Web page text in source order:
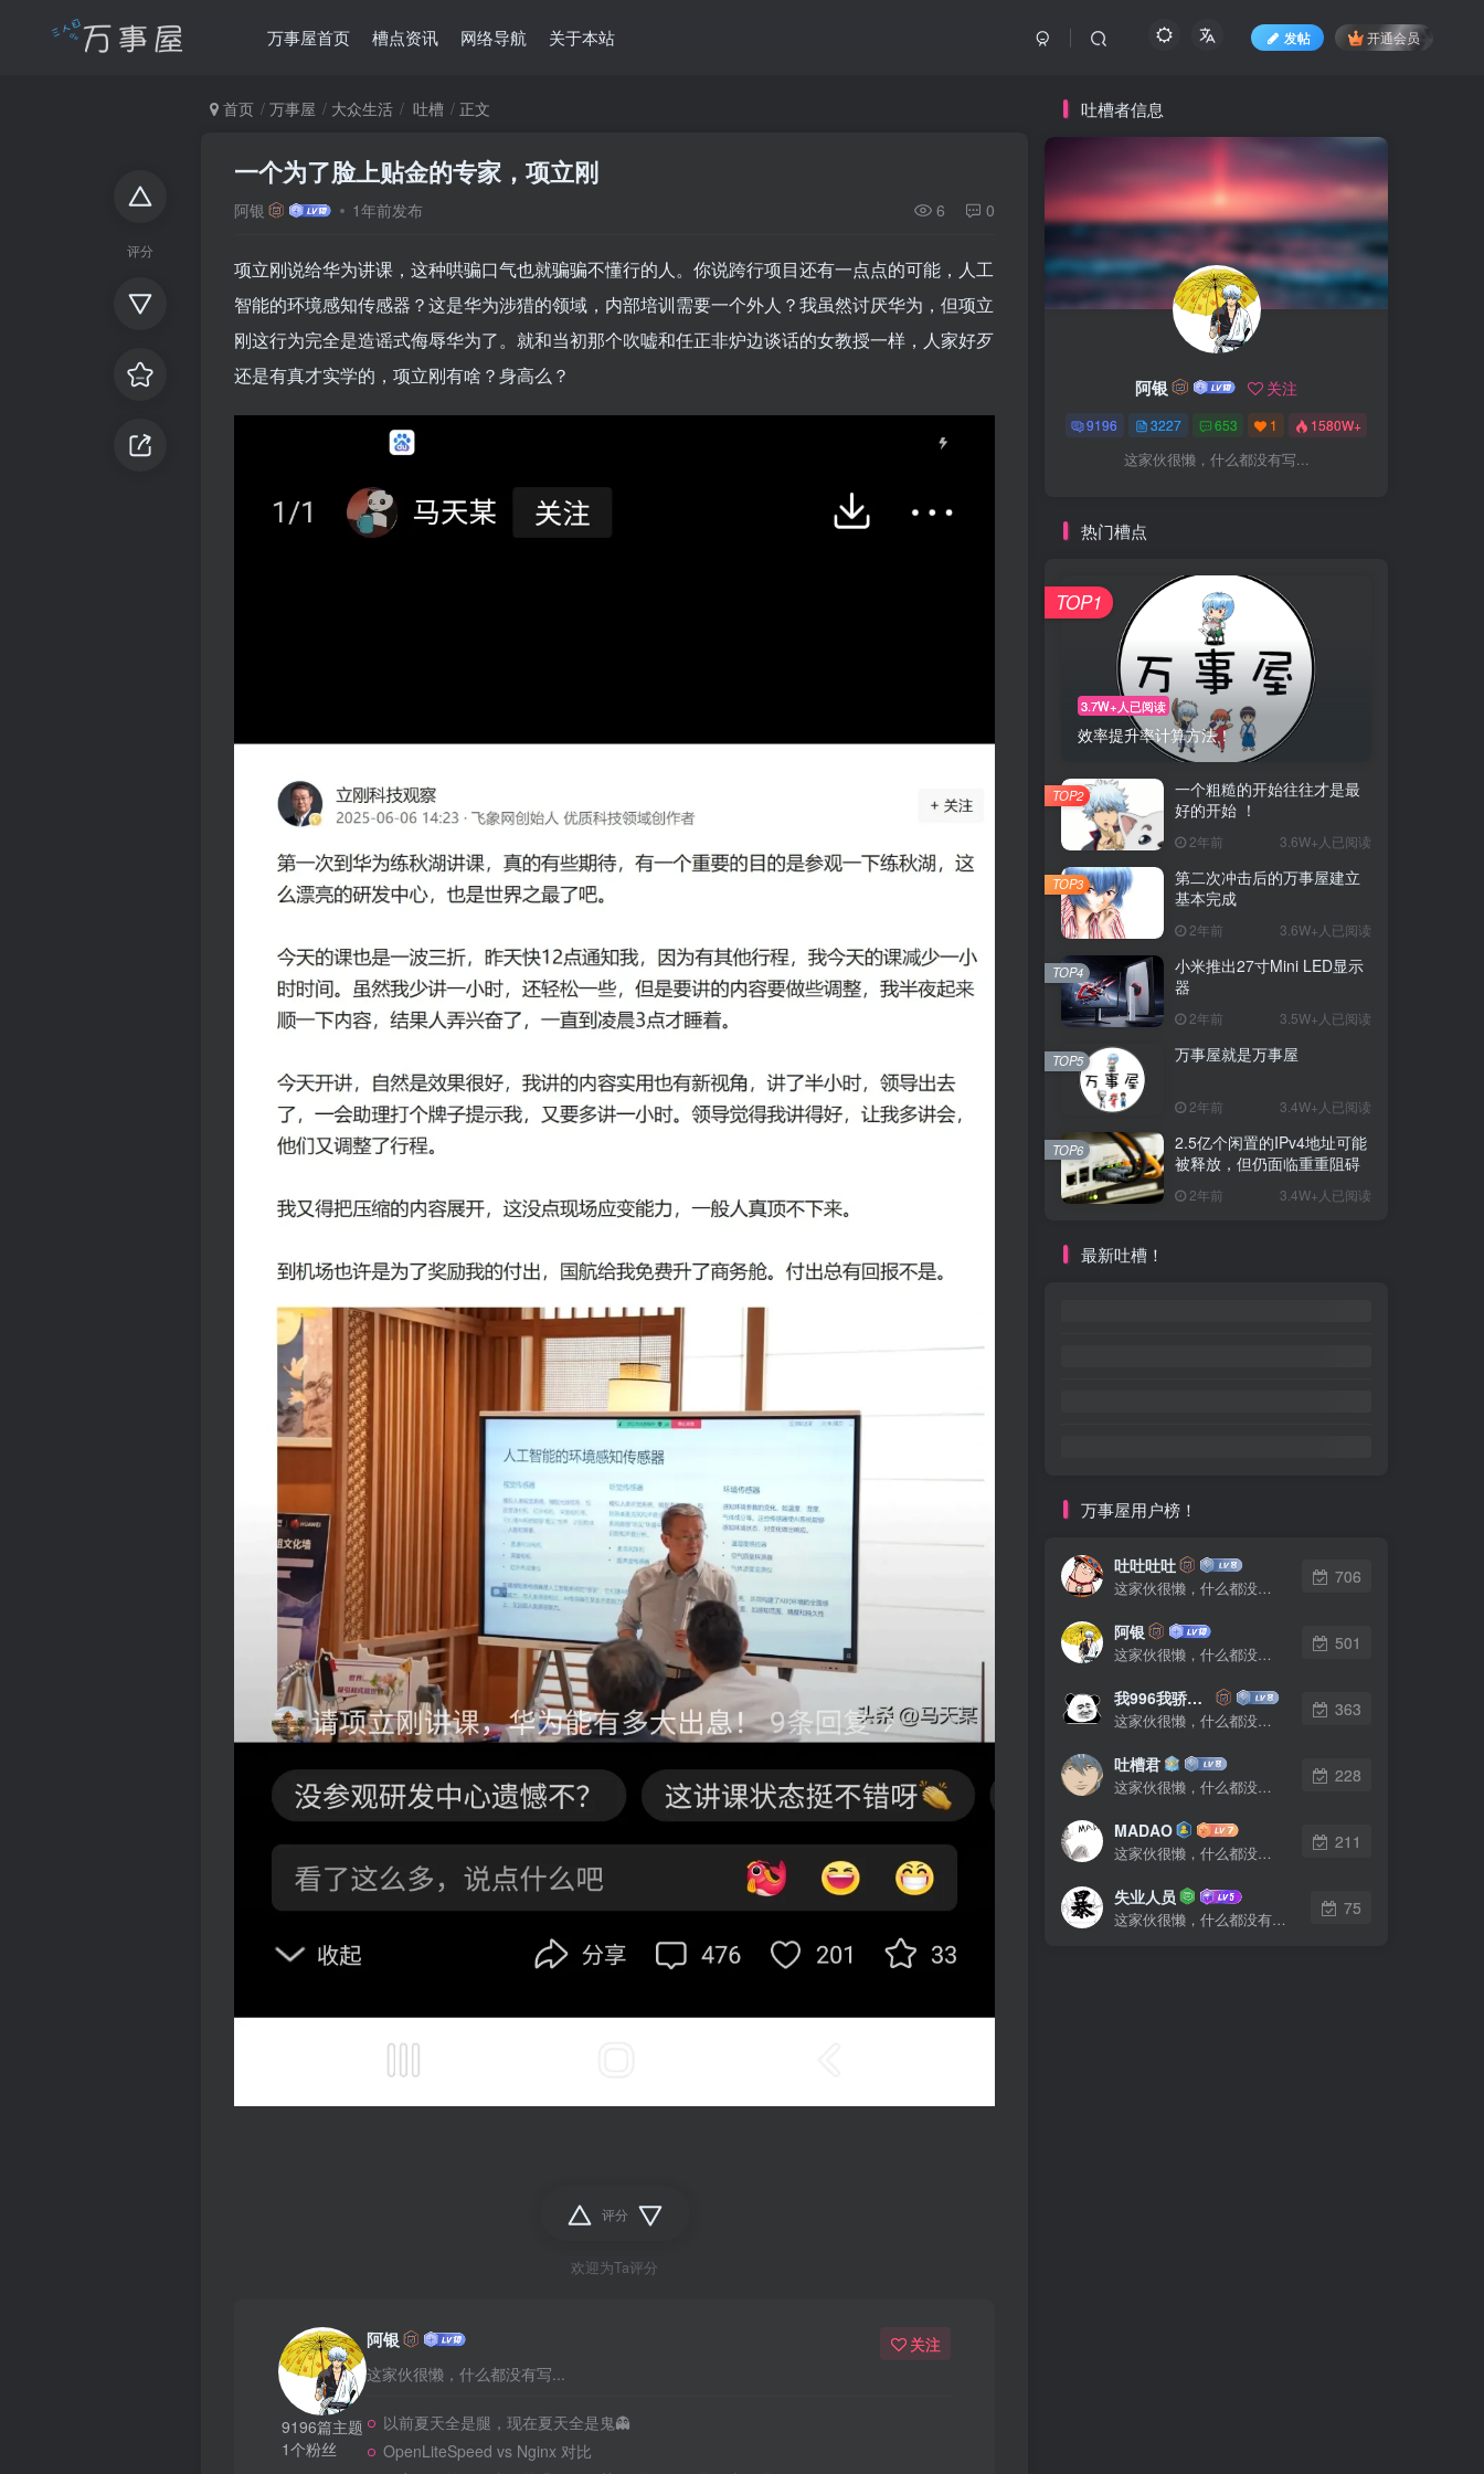
万事屋首页 槽点资讯 网络导航 关于本站 发帖 开通会员
评分
首页 万事屋 大众生活 吐槽 正文
一个为了脸上贴金的专家，项立刚
阿银 1年前发布 6 0
项立刚说给华为讲课，这种哄骗口气也就骗骗不懂行的人。你说跨行项目还有一点点的可能，人工
智能的环境感知传感器？这是华为涉猎的领域，内部培训需要一个外人？我虽然讨厌华为，但项立
刚这行为完全是造谣式侮辱华为了。就和当初那个吹嘘和任正非炉边谈话的女教授一样，人家好歹
还是有真才实学的，项立刚有啥？身高么？
评分
欢迎为Ta评分
9196篇主题
1个粉丝
阿银
这家伙很懒，什么都没有写...
关注
以前夏天全是腿，现在夏天全是鬼👻
OpenLiteSpeed vs Nginx 对比
吐槽者信息
阿银 关注
9196 3227 653 1 1580W+
这家伙很懒，什么都没有写...
热门槽点
3.7W+人已阅读
效率提升率计算方法！
TOP1
一个粗糙的开始往往才是最
好的开始 ！
2年前 3.6W+人已阅读
TOP2
第二次冲击后的万事屋建立
基本完成
2年前 3.6W+人已阅读
TOP3
小米推出27寸Mini LED显示
器
2年前 3.5W+人已阅读
TOP4
万事屋就是万事屋
2年前 3.4W+人已阅读
TOP5
2.5亿个闲置的IPv4地址可能
被释放，但仍面临重重阻碍
2年前 3.4W+人已阅读
TOP6
最新吐槽！
万事屋用户榜！
吐吐吐吐
这家伙很懒，什么都没有写...
706
阿银
这家伙很懒，什么都没有写...
501
我996我骄傲了么
这家伙很懒，什么都没有写...
363
吐槽君
这家伙很懒，什么都没有写...
228
MADAO
这家伙很懒，什么都没有写...
211
失业人员
这家伙很懒，什么都没有写...
75